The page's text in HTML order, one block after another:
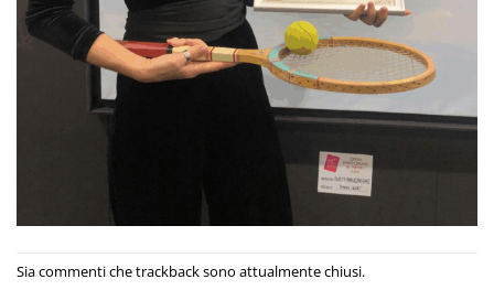
Sia commenti che trackback sono attualmente chiusi.